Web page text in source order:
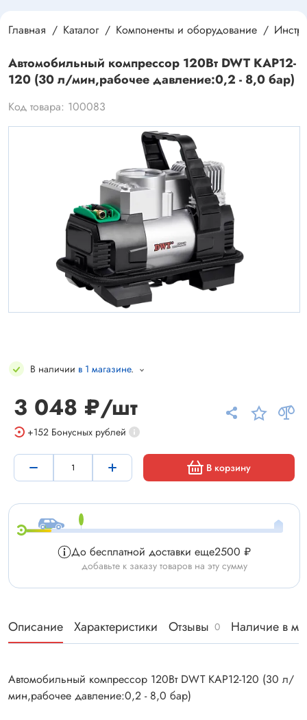
Главная Каталог Компоненты и оборудование
Автомобильный компрессор 120Вт DWT KAP12-
120 (30 л/мин,рабочее давление:0,2 - 8,0 бар)
Код товара: 100083
В наличии в 1 магазине.
3 048 ₽/шт
+152 Бонусных рублей
В корзину
До бесплатной доставки еще2500 ₽
добавьте к заказу товаров на эту сумму
Описание Характеристики Отзывы 0 Наличие в
Автомобильный компрессор 120Вт DWT KAP12-120 (30 л/
мин,рабочее давление:0,2 - 8,0 бар)